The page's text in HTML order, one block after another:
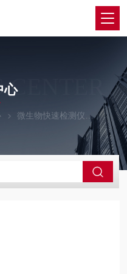
CENTER
心
微生物快速检测仪 微生